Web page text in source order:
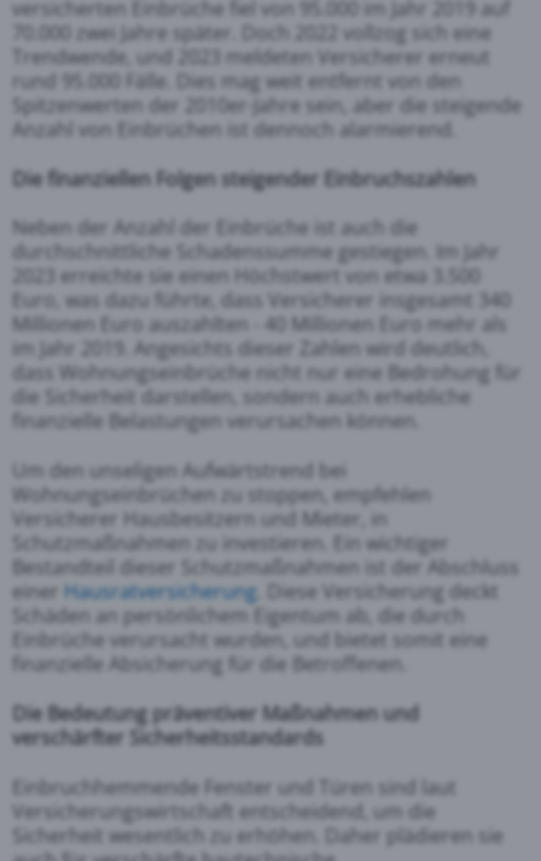
versicherten Einbrüche fiel von 95.000 im Jahr 2019 auf
70.000 zwei Jahre später. Doch 2022 vollzog sich eine
Trendwende, und 2023 meldeten Versicherer erneut
rund 95.000 Fälle. Dies mag weit entfernt von den
Spitzenwerten der 2010er-Jahre sein, aber die steigende
Anzahl von Einbrüchen ist dennoch alarmierend.
Die finanziellen Folgen steigender Einbruchszahlen
Neben der Anzahl der Einbrüche ist auch die
durchschnittliche Schadenssumme gestiegen. Im Jahr
2023 erreichte sie einen Höchstwert von etwa 3.500
Euro, was dazu führte, dass Versicherer insgesamt 340
Millionen Euro auszahlten - 40 Millionen Euro mehr als
im Jahr 2019. Angesichts dieser Zahlen wird deutlich,
dass Wohnungseinbrüche nicht nur eine Bedrohung für
die Sicherheit darstellen, sondern auch erhebliche
finanzielle Belastungen verursachen können.
Um den unseligen Aufwärtstrend bei
Wohnungseinbrüchen zu stoppen, empfehlen
Versicherer Hausbesitzern und Mieter, in
Schutzmaßnahmen zu investieren. Ein wichtiger
Bestandteil dieser Schutzmaßnahmen ist der Abschluss
einer Hausratversicherung . Diese Versicherung deckt
Schäden an persönlichem Eigentum ab, die durch
Einbrüche verursacht wurden, und bietet somit eine
finanzielle Absicherung für die Betroffenen.
Die Bedeutung präventiver Maßnahmen und
verschärfter Sicherheitsstandards
Einbruchhemmende Fenster und Türen sind laut
Versicherungswirtschaft entscheidend, um die
Sicherheit wesentlich zu erhöhen. Daher plädieren sie